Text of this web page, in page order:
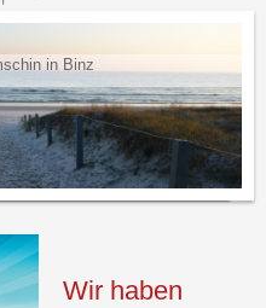
in Binz
Wir haben